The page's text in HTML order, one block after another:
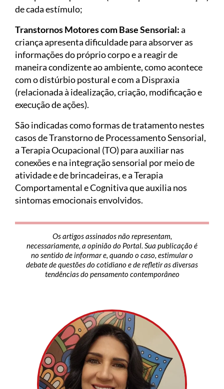
de cada estímulo;
Transtornos Motores com Base Sensorial:a
criança apresenta dificuldade para absorver as
informações do próprio corpo e a reagir de
maneira condizente ao ambiente, como acontece
com o distúrbio postural e com a Dispraxia
(relacionada à idealização, criação, modificação e
execução de ações).
São indicadas como formas de tratamento nestes
casos de Transtorno de Processamento Sensorial,
a Terapia Ocupacional (TO) para auxiliar nas
conexões e na integração sensorial por meio de
atividade e de brincadeiras, e a Terapia
Comportamental e Cognitiva que auxilia nos
sintomas emocionais envolvidos.
Os artigos assinados não representam,
necessariamente, a opinião do Portal. Sua publicação é
no sentido de informar e, quando o caso, estimular o
debate de questões do cotidiano e de refletir as diversas
tendências do pensamento contemporâneo